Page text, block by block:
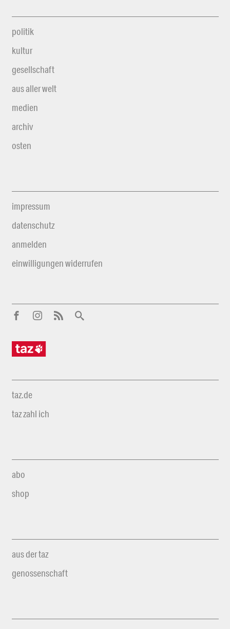
politik
kultur
gesellschaft
aus aller welt
medien
archiv
osten
impressum
datenschutz
anmelden
einwilligungen widerrufen
taz.de
taz zahl ich
abo
shop
aus der taz
genossenschaft